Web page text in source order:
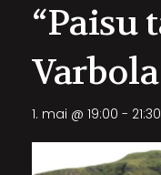
“Paisu
1. mai @ 19:00 - 21:30